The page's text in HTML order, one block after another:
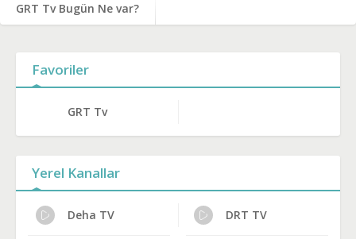
GRT Tv Bugün Ne var?
Favoriler
GRT Tv
Yerel Kanallar
Deha TV DRT TV